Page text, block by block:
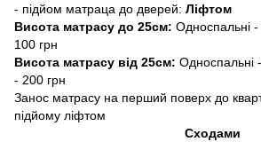
- підйом матраца до дверей: Ліфтом
Висота матрасу до 25см: Односпальні -
100 грн
Висота матрасу від 25см: Односпальні
- 200 грн
Занос матрасу на перший поверх до
підйому ліфтом
Сходами